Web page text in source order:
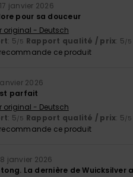
17 janvier 2026
pour sa douceur
original - Deutsch
: 5/5 Rapport qualité / prix: 5/5
ce produit
2026
parfait
original - Deutsch
: 5/5 Rapport qualité / prix: 5/5
ce produit
8 janvier 2026
tong. La dernière de Wuicksilver